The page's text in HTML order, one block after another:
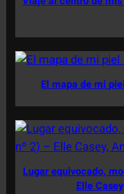
El mapa de mi
Lugar equivocado,
Elle